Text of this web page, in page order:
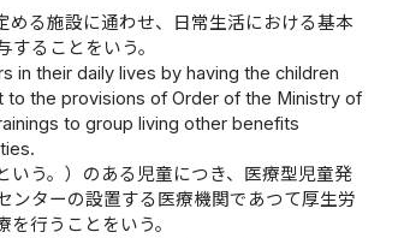
る施設に通わせ、日常生活における基本
ることをいう。
in their daily lives by having the children
the provisions of Order of the Ministry of
to group living other benefits
う。）のある児童につき、医療型児童発
ンターの設置する医療機関であつて厚生労
行うことをいう。